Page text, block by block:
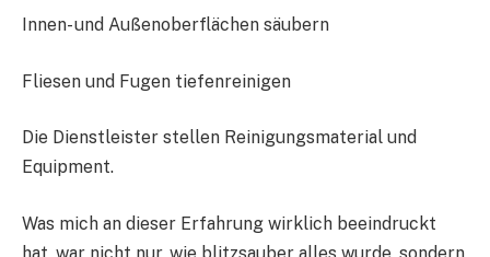
Innen- und Außenoberflächen säubern
Fliesen und Fugen tiefenreinigen
Die Dienstleister stellen Reinigungsmaterial und
Equipment.
Was mich an dieser Erfahrung wirklich beeindruckt